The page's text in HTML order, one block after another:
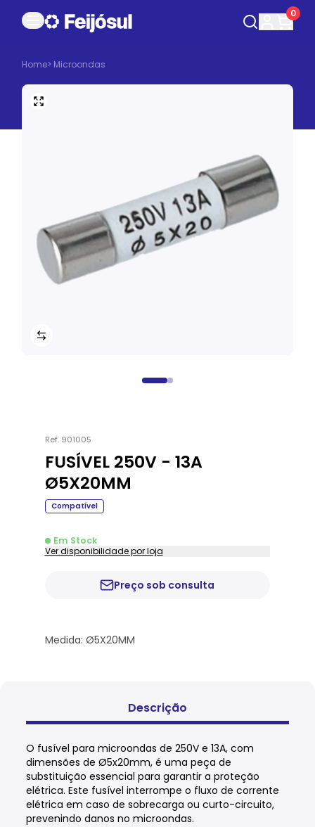
0
Home> Microondas
Ref. 901005
FUSÍVEL 250V - 13A
Ø5X20MM
Compatível
Em Stock
Ver disponibilidade por loja
Preço sob consulta
Medida: Ø5X20MM
Descrição
O fusível para microondas de 250V e 13A, com
dimensões de Ø5x20mm, é uma peça de
substituição essencial para garantir a proteção
elétrica. Este fusível interrompe o fluxo de corrente
elétrica em caso de sobrecarga ou curto-circuito,
prevenindo danos no microondas.